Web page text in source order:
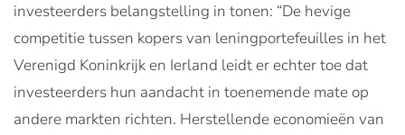
investeerders belangstelling in tonen: “De hevige
competitie tussen kopers van leningportefeuilles in het
Verenigd Koninkrijk en Ierland leidt er echter toe dat
investeerders hun aandacht in toenemende mate op
andere markten richten. Herstellende economieën van